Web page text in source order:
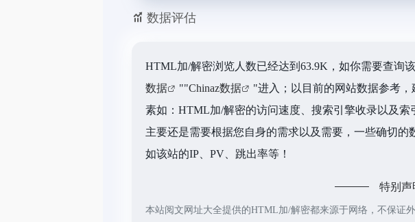
数据评估
HTML加/解密浏览人数已经达到63.9K，如你需要查询
数据
""Chinaz数据
"进入；以目前的网站数据参考
素如：HTML加/解密的访问速度、搜索引擎收录以及
主要还是需要根据您自身的需求以及需要，一些确切的
如该站的IP、PV、跳出率等！
特别声
本站阅文网址大全提供的HTML加/解密都来源于网络，不保证